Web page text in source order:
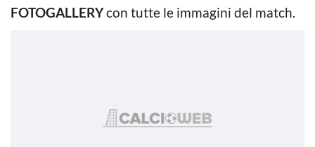
FOTOGALLERYcon tutte le immagini del match.